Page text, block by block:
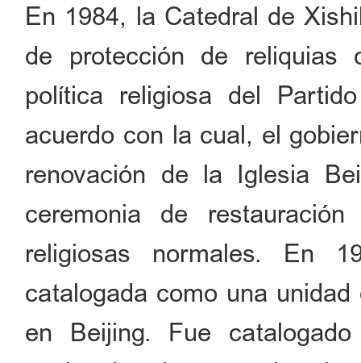
En 1984, la Catedral de
de protección de reliquias
política religiosa del
acuerdo con la cual, el
renovación de la Iglesia
ceremonia de
religiosas normales. En
catalogada como una
en Beijing. Fue